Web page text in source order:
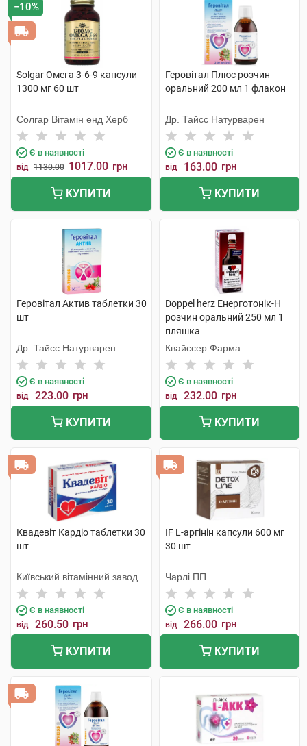
−10%
Solgar Омега 3-6-9 капсули
1300 мг 60 шт
Солгар Вітамін енд Херб
Є в наявності
від 1130.00 1017.00 грн
КУПИТИ
Геровітал Плюс розчин
оральний 200 мл 1 флакон
Др. Тайсс Натурварен
Є в наявності
від 163.00 грн
КУПИТИ
Геровітал Актив таблетки 30
шт
Др. Тайсс Натурварен
Є в наявності
від 223.00 грн
КУПИТИ
Doppel herz Енерготонік-H
розчин оральний 250 мл 1
пляшка
Квайссер Фарма
Є в наявності
від 232.00 грн
КУПИТИ
Квадевіт Кардіо таблетки 30
шт
Київський вітамінний завод
Є в наявності
від 260.50 грн
КУПИТИ
IF L-аргінін капсули 600 мг
30 шт
Чарлі ПП
Є в наявності
від 266.00 грн
КУПИТИ